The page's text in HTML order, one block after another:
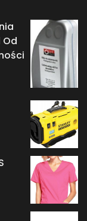
Od